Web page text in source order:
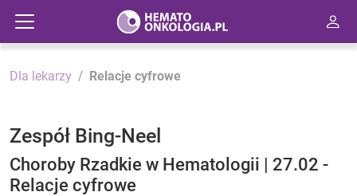
Dla lekarzy Relacje cyfrowe
Zespół Bing-Neel
Choroby Rzadkie w Hematologii | 27.02 -
Relacje cyfrowe